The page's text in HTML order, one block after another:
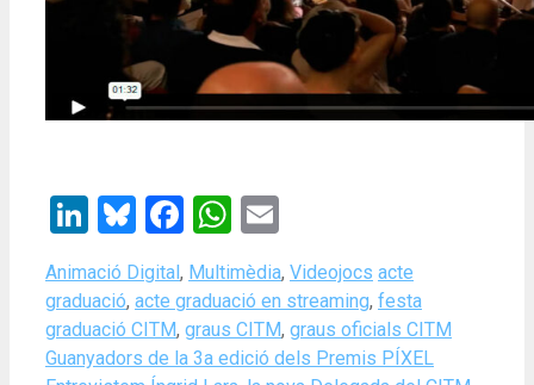
LinkedIn
Bluesky
Facebook
WhatsApp
Categories
Animació Digital , Multimèdia, Videojocs Tags
acte
graduació, acte graduació en streaming, festa
graduació CITM, graus CITM, graus oficials CITM
Guanyadors de la 3a edició dels Premis PÍXEL